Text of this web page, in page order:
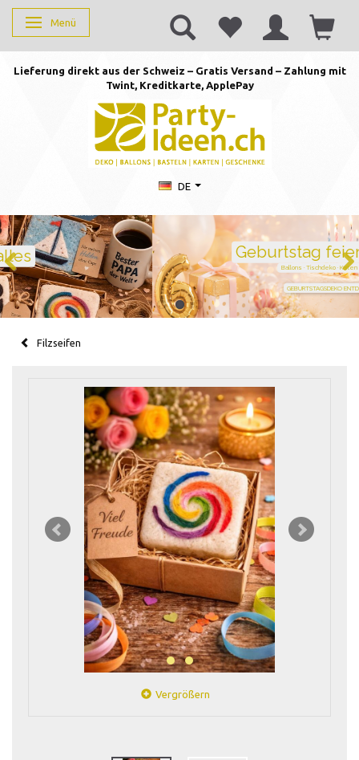
Anzeige ändern
Menü
Lieferung direkt aus der Schweiz – Gratis Versand – Zahlung mit
Twint, Kreditkarte, ApplePay
DE
Geburtstag feiern mit Stil
Ballons · Tischdeko · Karten · Zahlen
GEBURTSTAGSDEKO ENTDECKEN
Filzseifen
Vergrößern